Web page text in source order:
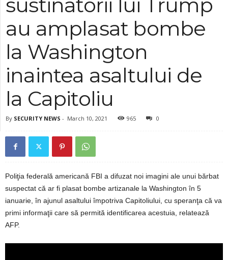
au amplasat bombe
la Washington
inaintea asaltului de
la Capitoliu
By SECURITY NEWS - March 10, 2021 965 0
Poliţia federală americană FBI a difuzat noi imagini ale unui bărbat
suspectat că ar fi plasat bombe artizanale la Washington în 5
ianuarie, în ajunul asaltului împotriva Capitoliului, cu speranţa că va
primi informaţii care să permită identificarea acestuia, relatează
AFP.